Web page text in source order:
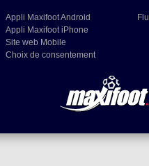
Appli Maxifoot Android
Appli Maxifoot iPhone
Site web Mobile
Choix de consentement